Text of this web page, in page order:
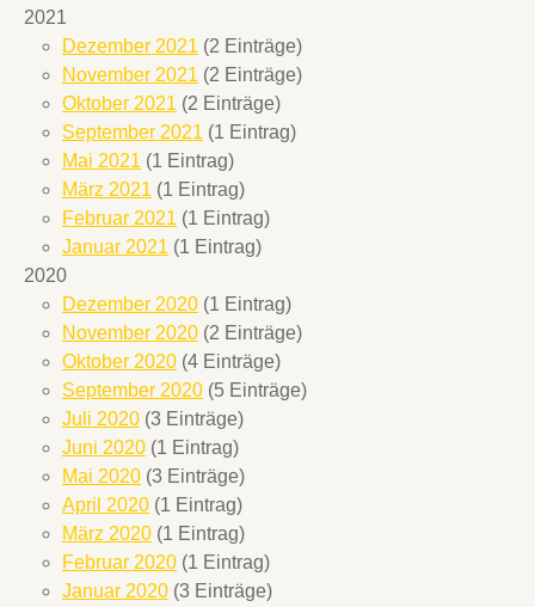
2021
Dezember 2021 (2 Einträge)
November 2021 (2 Einträge)
Oktober 2021 (2 Einträge)
September 2021 (1 Eintrag)
Mai 2021 (1 Eintrag)
März 2021 (1 Eintrag)
Februar 2021 (1 Eintrag)
Januar 2021 (1 Eintrag)
2020
Dezember 2020 (1 Eintrag)
November 2020 (2 Einträge)
Oktober 2020 (4 Einträge)
September 2020 (5 Einträge)
Juli 2020 (3 Einträge)
Juni 2020 (1 Eintrag)
Mai 2020 (3 Einträge)
April 2020 (1 Eintrag)
März 2020 (1 Eintrag)
Februar 2020 (1 Eintrag)
Januar 2020 (3 Einträge)